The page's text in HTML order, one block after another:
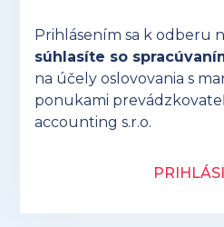
Prihlásením sa k odberu
súhlasíte so
na účely oslovovania s
ponukami
accounting s.r.o.